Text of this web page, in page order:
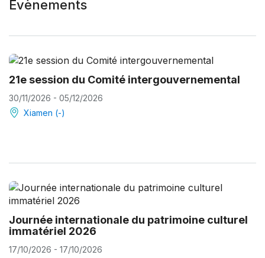
Évènements
21e session du Comité intergouvernemental
30/11/2026 - 05/12/2026
Xiamen (-)
Journée internationale du patrimoine culturel
immatériel 2026
17/10/2026 - 17/10/2026